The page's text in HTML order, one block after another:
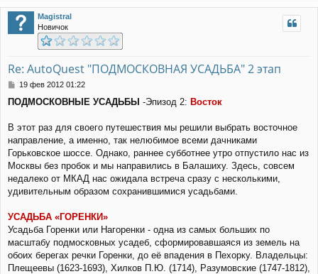
Magistral
Новичок
Re: AutoQuest "ПОДМОСКОВНАЯ УСАДЬБА" 2 этап
С
о
щ
е
и
е
19 фев 2012 01:22
ПОДМОСКОВНЫЕ УСАДЬБЫ -Эпизод 2: Восток
В этот раз для своего путешествия мы решили выбрать восточное
направление, а именно, так нелюбимое всеми дачниками
Горьковское шоссе. Однако, раннее субботнее утро отпустило нас из
Москвы без пробок и мы направились в Балашиху. Здесь, совсем
недалеко от МКАД нас ожидала встреча сразу с несколькими,
удивительным образом сохранившимися усадьбами.
УСАДЬБА «ГОРЕНКИ»
Усадьба Горенки или Нагоренки - одна из самых больших по
масштабу подмосковных усадеб, сформировавшаяся из земель на
обоих берегах речки Горенки, до её впадения в Пехорку. Владельцы:
Плещеевы (1623-1693), Хилков П.Ю. (1714), Разумовские (1747-1812),